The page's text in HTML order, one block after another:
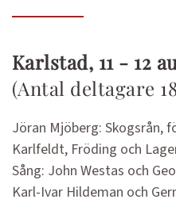
Karlstad, 11 - 12
(Antal deltagare
Jöran Mjöberg: Skogsrån,
Karlfeldt, Fröding och
Sång: John Westas och
Karl-Ivar Hildeman och